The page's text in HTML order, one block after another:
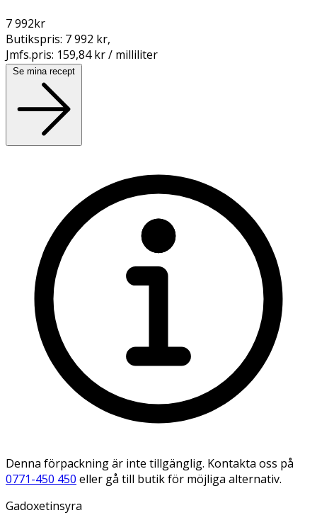
7 992kr
Butikspris: 7 992 kr,
Jmfs.pris: 159,84 kr / milliliter
Se mina recept
Denna förpackning är inte tillgänglig. Kontakta oss på
0771-450 450 eller gå till butik för möjliga alternativ.
Gadoxetinsyra